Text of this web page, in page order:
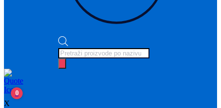
Products
search
0
X